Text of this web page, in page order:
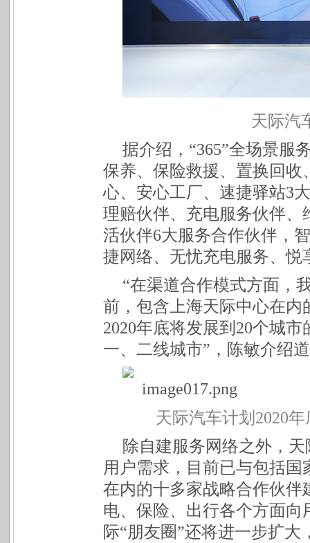
天际汽
据介绍，“365”全场景服
保养、保险救援、置换回
心、安心工厂、速捷驿站3
理赔伙伴、充电服务伙伴
活伙伴6大服务合作伙伴，
捷网络、无忧充电服务、悦
“在渠道合作模式方面，
前，包含上海天际中心在内
2020年底将发展到20个城
一、二线城市”，陈敏介绍
天际汽车计划2020
除自建服务网络之外，
用户需求，目前已与包括
在内的十多家战略合作伙
电、保险、出行各个方面
际“朋友圈”还将进一步扩